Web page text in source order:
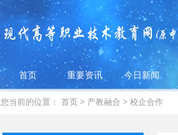
首页 重要资讯 今日新闻
您当前的位置：首页 > 产教融合 >校企合作